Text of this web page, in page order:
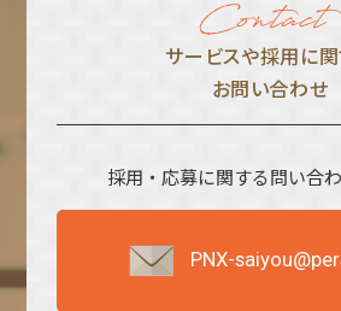
サービスや採⽤に関
お問い合わせ
採用・応募に関する問い合
PNX-